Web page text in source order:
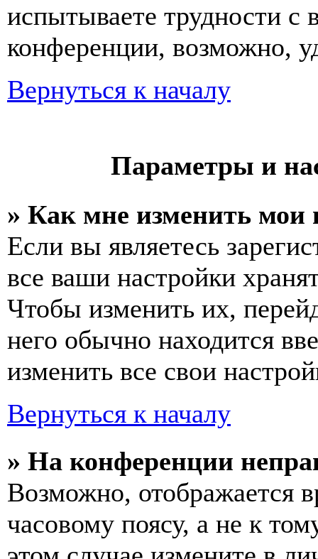
испытываете трудности с
конференции, возможно,
Вернуться к началу
Параметры и
» Как мне изменить мои
Если вы являетесь
все ваши настройки
Чтобы изменить их,
него обычно находится
изменить все свои
Вернуться к началу
» На конференции
Возможно, отображается
часовому поясу, а не к